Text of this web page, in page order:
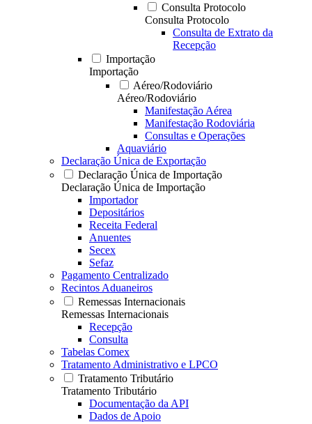
Consulta Protocolo
Consulta Protocolo
Consulta de Extrato da
Recepção
Importação
Importação
Aéreo/Rodoviário
Aéreo/Rodoviário
Manifestação Aérea
Manifestação Rodoviária
Consultas e Operações
Aquaviário
Declaração Única de Exportação
Declaração Única de Importação
Declaração Única de Importação
Importador
Depositários
Receita Federal
Anuentes
Secex
Sefaz
Pagamento Centralizado
Recintos Aduaneiros
Remessas Internacionais
Remessas Internacionais
Recepção
Consulta
Tabelas Comex
Tratamento Administrativo e LPCO
Tratamento Tributário
Tratamento Tributário
Documentação da API
Dados de Apoio